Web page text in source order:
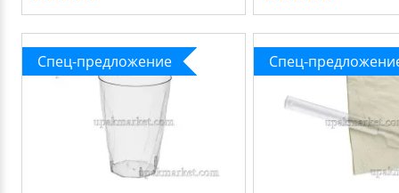
Спец-предложение Спец-